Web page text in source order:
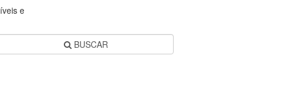
e
BUSCAR